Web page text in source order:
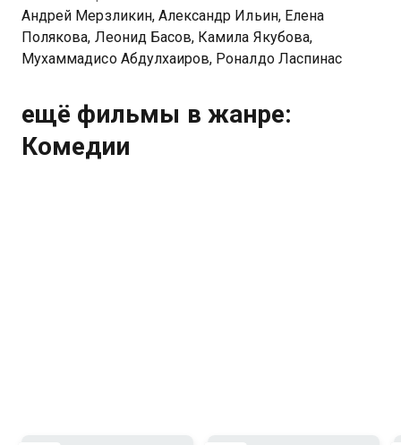
Андрей Мерзликин, Александр Ильин, Елена
Полякова, Леонид Басов, Камила Якубова,
Мухаммадисо Абдулхаиров, Роналдо Ласпинас
ещё фильмы в жанре:
Комедии